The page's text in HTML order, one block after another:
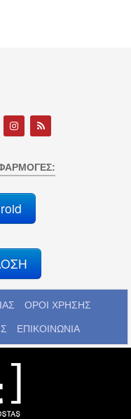
ΟΡΟΙ ΧΡΗΣΗΣ
ΕΠΙΚΟΙΝΩΝΙΑ